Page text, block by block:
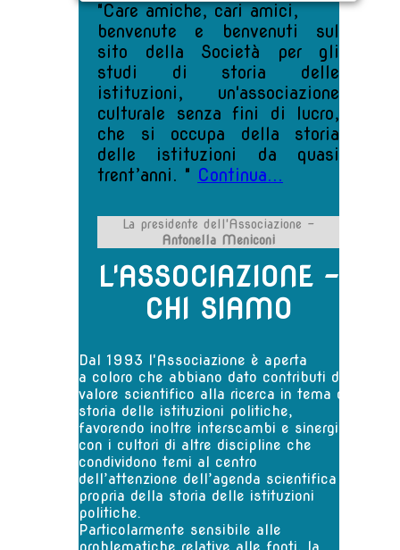
"Care amiche, cari amici,
benvenute e benvenuti sul
sito della Società per gli
studi di storia delle
istituzioni, un'associazione
culturale senza fini di lucro,
che si occupa della storia
delle istituzioni da quasi
trent’anni. " Continua...
La presidente dell'Associazione -
Antonella Meniconi
L'ASSOCIAZIONE-
CHI SIAMO
Dal 1993 l'Associazione è aperta
a coloro che abbiano dato contributi di
valore scientifico alla ricerca in tema di
storia delle istituzioni politiche,
favorendo inoltre interscambi e sinergie
con i cultori di altre discipline che
condividono temi al centro
dell’attenzione dell’agenda scientifica
propria della storia delle istituzioni
politiche.
Particolarmente sensibile alle